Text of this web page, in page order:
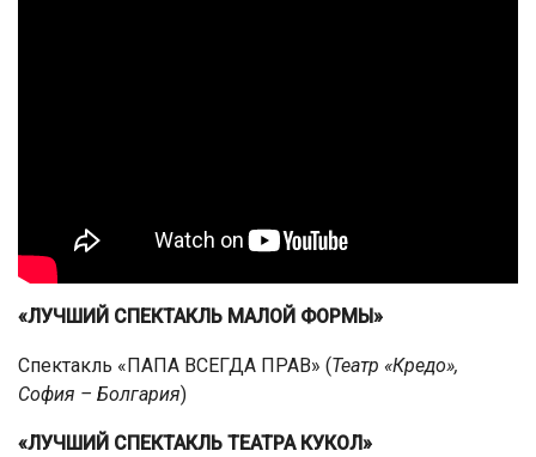
«ЛУЧШИЙ СПЕКТАКЛЬ МАЛОЙ ФОРМЫ»
Спектакль «ПАПА ВСЕГДА ПРАВ» (Театр «Кредо»,
София – Болгария)
«ЛУЧШИЙ СПЕКТАКЛЬ ТЕАТРА КУКОЛ»